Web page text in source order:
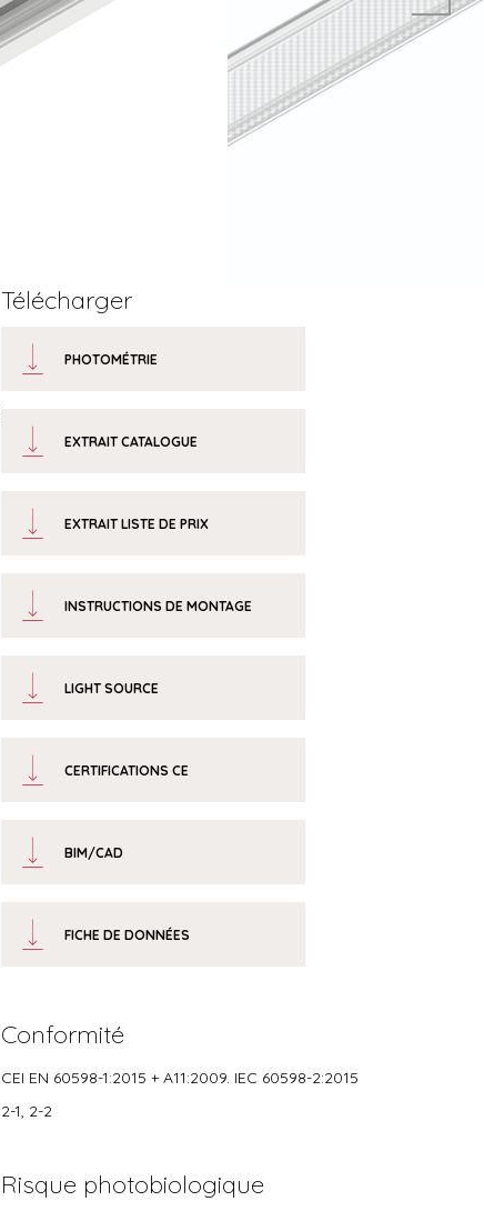
Télécharger
PHOTOMÉTRIE
EXTRAIT CATALOGUE
EXTRAIT LISTE DE PRIX
INSTRUCTIONS DE MONTAGE
LIGHT SOURCE
CERTIFICATIONS CE
BIM/CAD
FICHE DE DONNÉES
Conformité
CEI EN 60598-1:2015 + A11:2009. IEC 60598-2:2015
2-1, 2-2
Risque photobiologique